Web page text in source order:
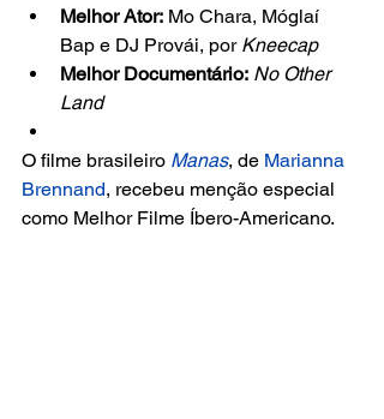
Melhor Ator: Mo Chara, Móglaí
Bap e DJ Provái, por Kneecap
Melhor Documentário: No Other
Land
O filme brasileiro Manas, de Marianna
Brennand, recebeu menção especial
como Melhor Filme Íbero-Americano.